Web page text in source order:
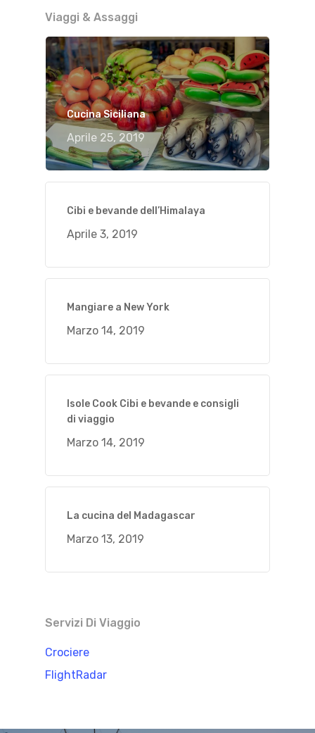
Viaggi & Assaggi
Cucina Siciliana
Aprile 25, 2019
Cibi e bevande dell’Himalaya
Aprile 3, 2019
Mangiare a New York
Marzo 14, 2019
Isole Cook Cibi e bevande e consigli
di viaggio
Marzo 14, 2019
La cucina del Madagascar
Marzo 13, 2019
Servizi Di Viaggio
Crociere
FlightRadar